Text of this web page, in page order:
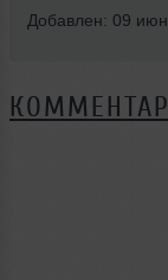
Добавлен: 09